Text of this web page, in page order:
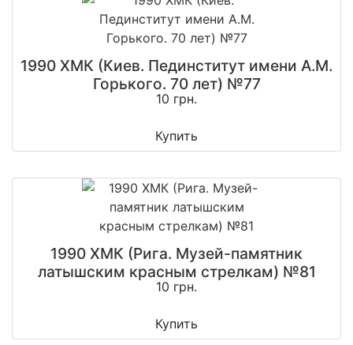
1990 ХМК (Киев. Пединститут имени А.М.
Горького. 70 лет) №77
10 грн.
Купить
1990 ХМК (Рига. Музей-памятник
латышским красным стрелкам) №81
10 грн.
Купить